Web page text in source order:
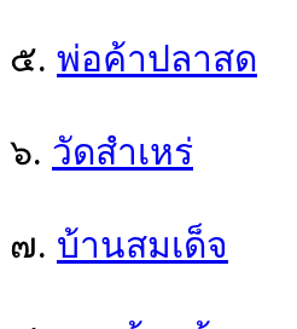
๕. พ่อค้าปลาสด
๖. วัดสำเหร่
๗. บ้านสมเด็จ